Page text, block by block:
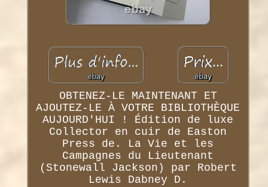
OBTENEZ-LE MAINTENANT ET
AJOUTEZ-LE À VOTRE BIBLIOTHÈQUE
AUJOURD'HUI ! Édition de luxe
Collector en cuir de Easton
Press de. La Vie et les
Campagnes du Lieutenant
(Stonewall Jackson) par Robert
Lewis Dabney D.